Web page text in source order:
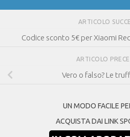
ARTICOLO
Codice sconto 5€ per Xiaomi
ARTICOLO
Vero o falso? Le
UN MODO FACILE
ACQUISTA DAI LINK